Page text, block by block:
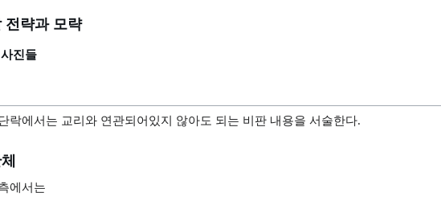
전략과 모략
진들
락에서는 교리와 연관되어있지 않아도 되는 비판 내용을 서술한다.
에서는